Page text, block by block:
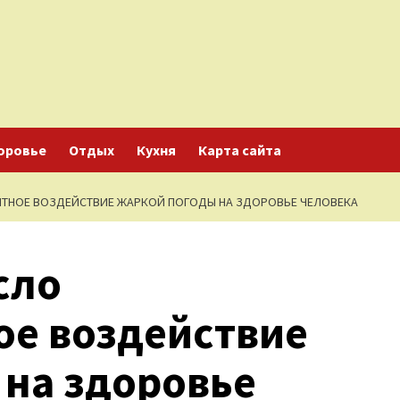
Отдых Кухня Карта сайта
ВОЗДЕЙСТВИЕ ЖАРКОЙ ПОГОДЫ НА ЗДОРОВЬЕ ЧЕЛОВЕКА
воздействие
здоровье